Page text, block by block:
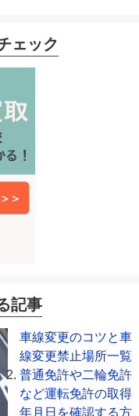
ェック
記事
車線変更のコツと車
線変更禁止場所一覧
普通免許や二輪免許
など運転免許の取得
年月日を確認する方